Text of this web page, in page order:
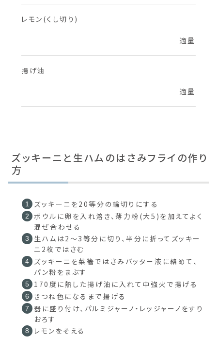
レモン(くし切り)
適量
揚げ油
適量
ズッキーニと生ハムのはさみフライの作り
方
ズッキーニを20等分の輪切りにする
ボウルに卵を入れ溶き、薄力粉(大5)を加えてよく
混ぜ合わせる
生ハムは2～3等分に切り、半分に折ってズッキー
ニ2枚ではさむ
ズッキーニを菜箸ではさみバッター液に絡めて、
パン粉をまぶす
170度に熱した揚げ油に入れて中強火で揚げる
きつね色になるまで揚げる
器に盛り付け、パルミジャーノ・レッジャーノをすり
おろす
レモンをそえる